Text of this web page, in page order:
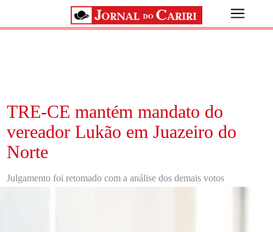
TRE-CE mantém mandato do
vereador Lukão em Juazeiro do
Norte
Julgamento foi retomado com a análise dos demais votos